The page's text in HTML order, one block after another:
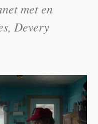
met en
Devery